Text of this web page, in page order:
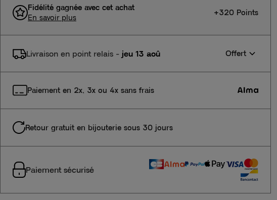
Fidélité gagnée avec cet achat
En savoir plus
+320 Points
Livraison en point relais- jeu 13 aoû Offert
Paiement en 2x, 3x ou 4x sans frais
Retour gratuit en bijouterie sous 30 jours
Paiement sécurisé